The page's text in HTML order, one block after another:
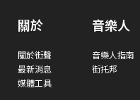
關於
關於街聲
最新消息
媒體工具
音樂人
音樂人指南
街托邦